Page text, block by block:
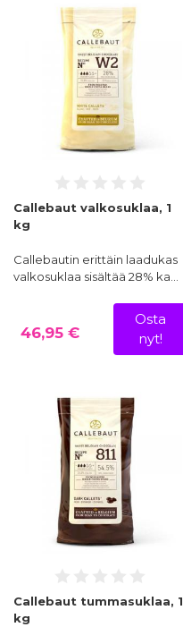
Callebaut valkosuklaa, 1
kg
Callebautin erittäin laadukas
valkosuklaa sisältää 28% ka…
46,95 €
Osta
nyt!
Callebaut tummasuklaa, 1
kg